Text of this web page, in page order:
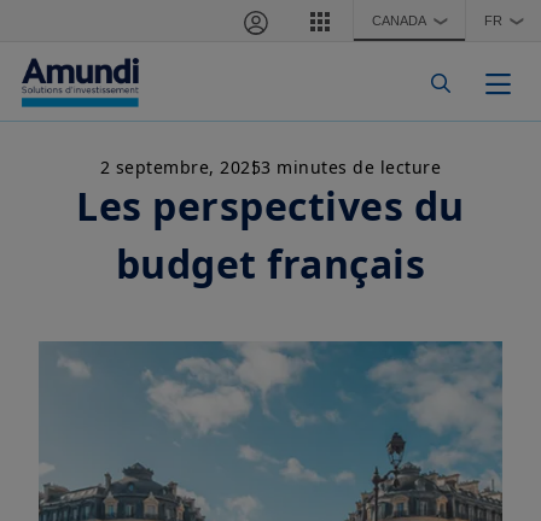
Aller au contenu principal CANADA ❯ FR ❯
2 septembre, 20253 minutes de lecture
Les perspectives du
budget français